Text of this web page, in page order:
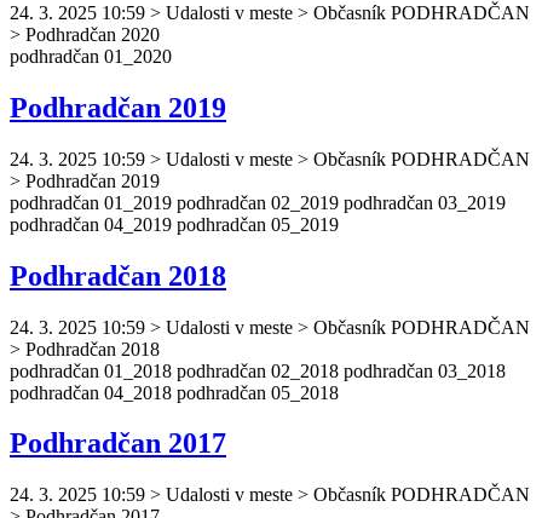
24. 3. 2025 10:59 > Udalosti v meste > Občasník PODHRADČAN
> Podhradčan 2020
podhradčan 01_2020
Podhradčan 2019
24. 3. 2025 10:59 > Udalosti v meste > Občasník PODHRADČAN
> Podhradčan 2019
podhradčan 01_2019 podhradčan 02_2019 podhradčan 03_2019
podhradčan 04_2019 podhradčan 05_2019
Podhradčan 2018
24. 3. 2025 10:59 > Udalosti v meste > Občasník PODHRADČAN
> Podhradčan 2018
podhradčan 01_2018 podhradčan 02_2018 podhradčan 03_2018
podhradčan 04_2018 podhradčan 05_2018
Podhradčan 2017
24. 3. 2025 10:59 > Udalosti v meste > Občasník PODHRADČAN